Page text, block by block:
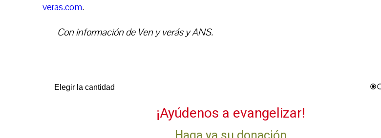
veras.com.
Con información de Ven y verás y ANS.